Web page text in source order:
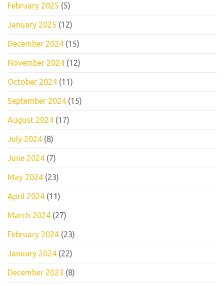
February 2025 (5)
January 2025 (12)
December 2024 (15)
November 2024 (12)
October 2024 (11)
September 2024 (15)
August 2024 (17)
July 2024 (8)
June 2024 (7)
May 2024 (23)
April 2024 (11)
March 2024 (27)
February 2024 (23)
January 2024 (22)
December 2023 (8)